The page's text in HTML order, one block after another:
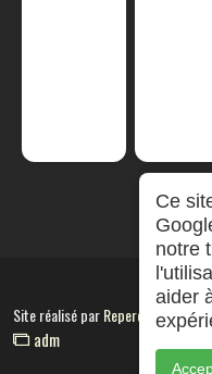
Site réalisé parRepereCom
adm
Ce
notre
aider